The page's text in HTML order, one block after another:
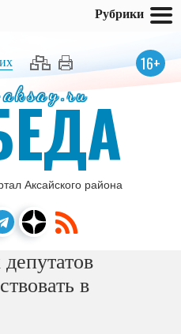
16+
Аксайского района
в
Рубрики